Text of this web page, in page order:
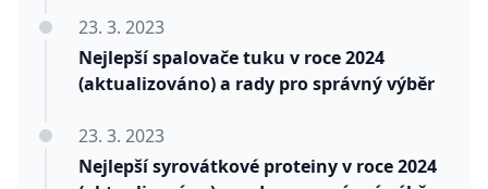
Nejlepší spalovače tuku v roce 2024
(aktualizováno) a rady pro správný výběr
23. 3. 2023
Nejlepší syrovátkové proteiny v roce 2024
23. 3. 2023